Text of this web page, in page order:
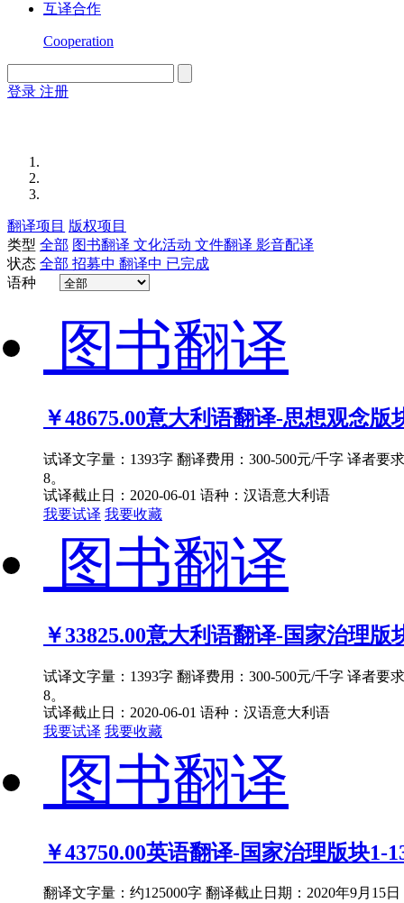
互译合作
Cooperation
登录 注册
翻译项目 版权项目
类型 全部 图书翻译 文化活动 文件翻译 影音配译
状态 全部 招募中 翻译中 已完成
语种
图书翻译
￥48675.00意大利语翻译-思想观念版
试译文字量：1393字 翻译费用：300-500元/千字 译者要
8。
试译截止日：2020-06-01 语种：汉语意大利语
我要试译 我要收藏
图书翻译
￥33825.00意大利语翻译-国家治理版
试译文字量：1393字 翻译费用：300-500元/千字 译者要
8。
试译截止日：2020-06-01 语种：汉语意大利语
我要试译 我要收藏
图书翻译
￥43750.00英语翻译-国家治理版块1-
翻译文字量：约125000字 翻译截止日期：2020年9月15